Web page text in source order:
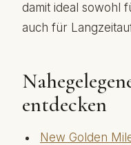
damit ideal sowohl
auch für
entdecken
New Golden